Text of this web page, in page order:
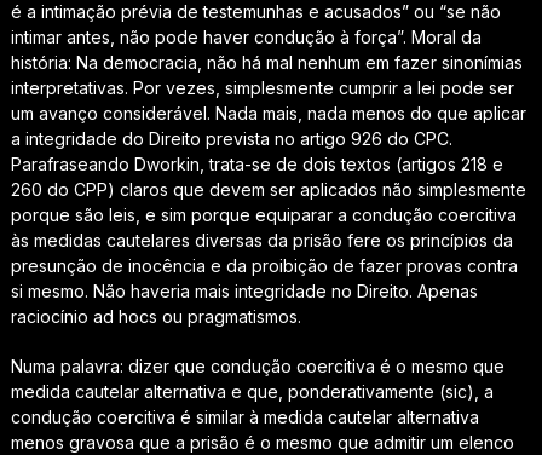
é a intimação prévia de testemunhas e acusados” ou “se não
intimar antes, não pode haver condução à força”. Moral da
história: Na democracia, não há mal nenhum em fazer sinonímias
interpretativas. Por vezes, simplesmente cumprir a lei pode ser
um avanço considerável. Nada mais, nada menos do que aplicar
a integridade do Direito prevista no artigo 926 do CPC.
Parafraseando Dworkin, trata-se de dois textos (artigos 218 e
260 do CPP) claros que devem ser aplicados não simplesmente
porque são leis, e sim porque equiparar a condução coercitiva
às medidas cautelares diversas da prisão fere os princípios da
presunção de inocência e da proibição de fazer provas contra
si mesmo. Não haveria mais integridade no Direito. Apenas
raciocínio ad hocs ou pragmatismos.
Numa palavra: dizer que condução coercitiva é o mesmo que
medida cautelar alternativa e que, ponderativamente (sic), a
condução coercitiva é similar à medida cautelar alternativa
menos gravosa que a prisão é o mesmo que admitir um elenco